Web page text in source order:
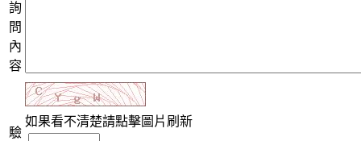
詢
問
內
容
驗
如果看不清楚請點擊圖片刷新